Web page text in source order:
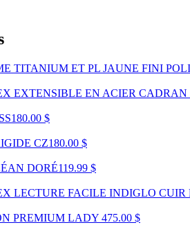
TITANIUM ET PL JAUNE FINI
EXTENSIBLE EN ACIER
180.00 $
CZ180.00 $
DORÉ119.99 $
LECTURE FACILE INDIGLO CUIR
PREMIUM LADY 475.00 $